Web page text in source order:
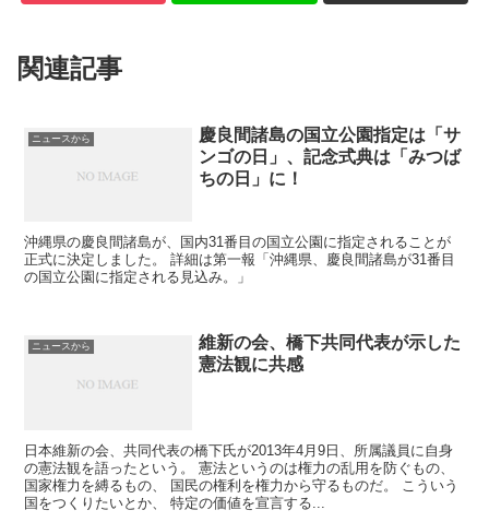
関連記事
ニュースから
慶良間諸島の国立公園指定は「サ
ンゴの日」、記念式典は「みつば
ちの日」に！
沖縄県の慶良間諸島が、国内31番目の国立公園に指定されることが
正式に決定しました。 詳細は第一報「沖縄県、慶良間諸島が31番目
の国立公園に指定される見込み。」
ニュースから
維新の会、橋下共同代表が示した
憲法観に共感
日本維新の会、共同代表の橋下氏が2013年4月9日、所属議員に自身
の憲法観を語ったという。 憲法というのは権力の乱用を防ぐもの、
国家権力を縛るもの、 国民の権利を権力から守るものだ。 こういう
国をつくりたいとか、 特定の価値を宣言する...